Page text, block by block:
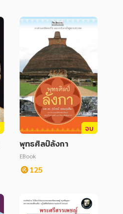
จบ
พุทธศิลป์ลังกา
EBook
125